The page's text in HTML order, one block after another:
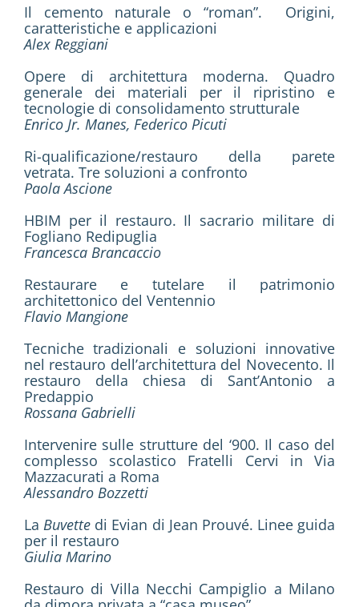
Il cemento naturale o “roman”. Origini,
caratteristiche e applicazioni
Alex Reggiani
Opere di architettura moderna. Quadro
generale dei materiali per il ripristino e
tecnologie di consolidamento strutturale
Enrico Jr. Manes, Federico Picuti
Ri-qualificazione/restauro della parete
vetrata. Tre soluzioni a confronto
Paola Ascione
HBIM per il restauro. Il sacrario militare di
Fogliano Redipuglia
Francesca Brancaccio
Restaurare e tutelare il patrimonio
architettonico del Ventennio
Flavio Mangione
Tecniche tradizionali e soluzioni innovative
nel restauro dell’architettura del Novecento. Il
restauro della chiesa di Sant’Antonio a
Predappio
Rossana Gabrielli
Intervenire sulle strutture del ‘900. Il caso del
complesso scolastico Fratelli Cervi in Via
Mazzacurati a Roma
Alessandro Bozzetti
LaBuvette di Evian di Jean Prouvé. Linee guida
per il restauro
Giulia Marino
Restauro di Villa Necchi Campiglio a Milano